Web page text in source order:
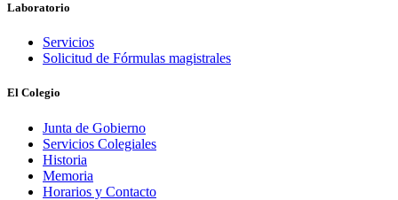
Laboratorio
Servicios
Solicitud de Fórmulas magistrales
El Colegio
Junta de Gobierno
Servicios Colegiales
Historia
Memoria
Horarios y Contacto